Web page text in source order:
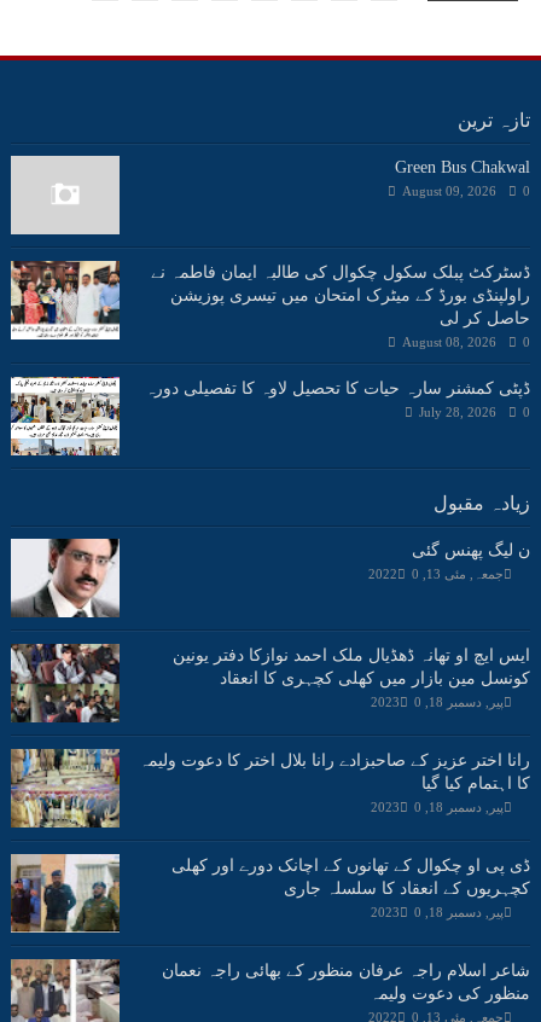
تازہ ترین
Green Bus Chakwal
August 09, 2026 0
ڈسٹرکٹ پبلک سکول چکوال کی طالبہ ایمان فاطمہ نے
راولپنڈی بورڈ کے میٹرک امتحان میں تیسری پوزیشن
حاصل کر لی
August 08, 2026 0
ڈپٹی کمشنر سارہ حیات کا تحصیل لاوہ کا تفصیلی دورہ
July 28, 2026 0
زیادہ مقبول
ن لیگ پھنس گئی
جمعہ, مئی 13, 2022 0
ایس ایچ او تھانہ ڈھڈیال ملک احمد نوازکا دفتر یونین
کونسل مین بازار میں کھلی کچہری کا انعقاد
پیر, دسمبر 18, 2023 0
رانا اختر عزیز کے صاحبزادے رانا بلال اختر کا دعوت ولیمہ
کا اہتمام کیا گیا
پیر, دسمبر 18, 2023 0
ڈی پی او چکوال کے تھانوں کے اچانک دورے اور کھلی
کچہریوں کے انعقاد کا سلسلہ جاری
پیر, دسمبر 18, 2023 0
شاعر اسلام راجہ عرفان منظور کے بھائی راجہ نعمان
منظور کی دعوت ولیمہ
جمعہ, مئی 13, 2022 0